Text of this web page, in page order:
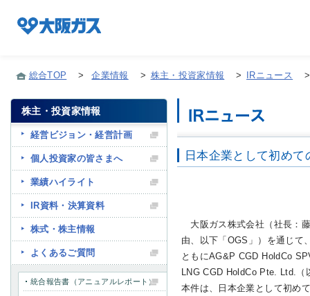
企業情報TOP
企業/グループについて
社会貢献
技術開発
総合TOP > 企業情報 > 株主・投資家情報 > IRニュース >
日本企業として初め
大阪ガス株式会社（社長：
由、以下「OGS」）を通じ
ともにAG&P CGD HoldCo
LNG CGD HoldCo Pte. Ltd.（
本件は、日本企業として初め
株主・投資家情報
経営ビジョン・経営計画
個人投資家の皆さまへ
業績ハイライト
IR資料・決算資料
株式・株主情報
よくあるご質問
統合報告書（アニュアルレポート）